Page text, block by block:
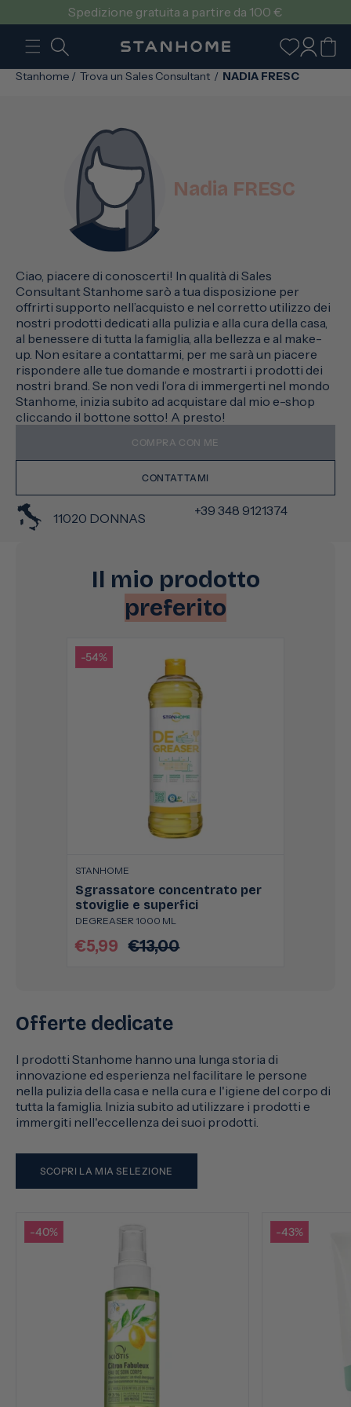
DIRETTAMENTESpedizione gratuita a partire da 100 €
Accedi
Carrello
Stanhome / Trova un Sales Consultant / NADIA FRESC
Nadia FRESC
Ciao, piacere di conoscerti! In qualità di Sales
Consultant Stanhome sarò a tua disposizione per
offrirti supporto nell’acquisto e nel corretto utilizzo dei
nostri prodotti dedicati alla pulizia e alla cura della casa,
al benessere di tutta la famiglia, alla bellezza e al make-
up. Non esitare a contattarmi, per me sarà un piacere
rispondere alle tue domande e mostrarti i prodotti dei
nostri brand. Se non vedi l’ora di immergerti nel mondo
Stanhome, inizia subito ad acquistare dal mio e-shop
cliccando il bottone sotto! A presto!
COMPRA CON ME
CONTATTAMI
11020 DONNAS +39 348 9121374
Il mio prodotto
preferito
-54%
STANHOME
Sgrassatore concentrato per
stoviglie e superfici
DEGREASER 1000 ML
Prezzo
€5,99
Prezzo
€13,00
Offerte dedicate
I prodotti Stanhome hanno una lunga storia di
innovazione ed esperienza nel facilitare le persone
nella pulizia della casa e nella cura e l'igiene del corpo di
tutta la famiglia. Inizia subito ad utilizzare i prodotti e
immergiti nell'eccellenza dei suoi prodotti.
SCOPRI LA MIA SELEZIONE
-40% -43%